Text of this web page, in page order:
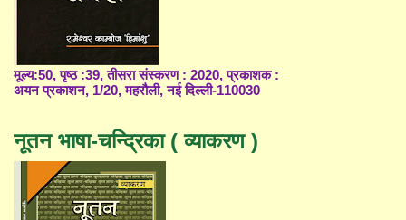
मूल्य:50, पृष्ठ :39, तीसरा संस्करण : 2020, प्रकाशक :
अयन प्रकाशन, 1/20, महरौली, नई दिल्ली-110030
नूतन भाषा-चन्द्रिका ( व्याकरण )